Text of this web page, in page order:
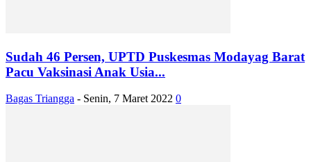
Sudah 46 Persen, UPTD Puskesmas Modayag Barat
Pacu Vaksinasi Anak Usia...
Bagas Triangga - Senin, 7 Maret 2022 0